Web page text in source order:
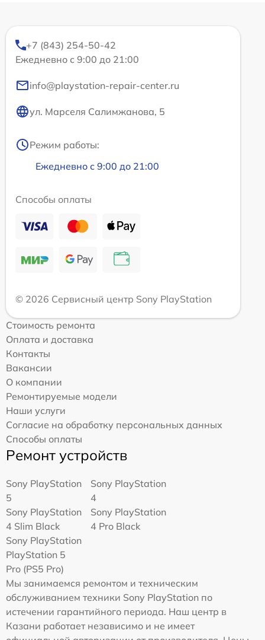
+7 (843) 254-50-42
Ежедневно с 9:00 до 21:00
info@playstation-repair-center.ru
ул. Марселя Салимжанова, 5
Режим работы:
Ежедневно с 9:00 до 21:00
Способы оплаты
© 2026 Сервисный центр Sony PlayStation
Стоимость ремонта
Оплата и доставка
Контакты
Вакансии
О компании
Ремонтируемые модели
Наши услуги
Согласие на обработку персональных данных
Способы оплаты
Ремонт устройств
Sony PlayStation
5
Sony PlayStation
4
Sony PlayStation
4 Slim Black
Sony PlayStation
4 Pro Black
Sony PlayStation
PlayStation 5
Pro (PS5 Pro)
Мы занимаемся ремонтом и техническим
обслуживанием техники Sony PlayStation по
истечении гарантийного периода. Наш центр в
Казани работает независимо и не имеет